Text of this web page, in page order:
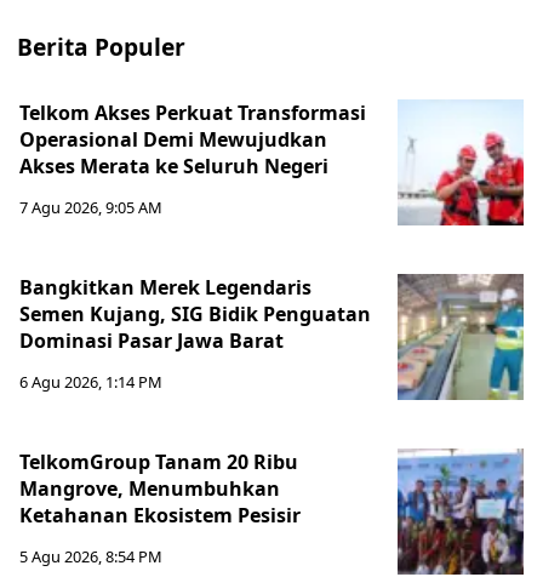
Berita Populer
Telkom Akses Perkuat Transformasi
Operasional Demi Mewujudkan
Akses Merata ke Seluruh Negeri
7 Agu 2026, 9:05 AM
Bangkitkan Merek Legendaris
Semen Kujang, SIG Bidik Penguatan
Dominasi Pasar Jawa Barat
6 Agu 2026, 1:14 PM
TelkomGroup Tanam 20 Ribu
Mangrove, Menumbuhkan
Ketahanan Ekosistem Pesisir
5 Agu 2026, 8:54 PM